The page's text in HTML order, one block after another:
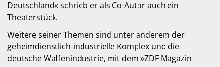
Deutschland« schrieb er als Co-Autor auch ein
Theaterstück.
Weitere seiner Themen sind unter anderem der
geheimdienstlich-industrielle Komplex und die
deutsche Waffenindustrie, mit dem »ZDF Magazin